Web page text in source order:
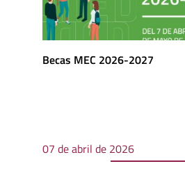
Becas MEC 2026-2027
07 de abril de 2026